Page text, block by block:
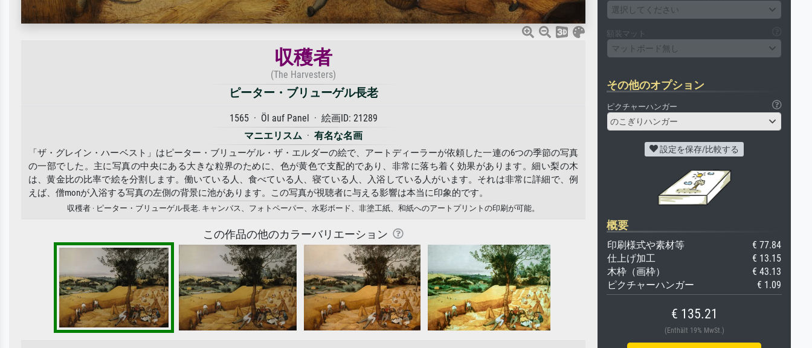
収穫者
(The Harvesters)
ピーター・ブリューゲル長老
1565 · Öl auf Panel · 絵画ID: 21289
マニエリスム · 有名な名画
「ザ・グレイン・ハーベスト」はピーター・ブリューゲル・ザ・エルダーの絵で、アートディーラーが依頼した一連の6つの季節の写真
の一部でした。主に写真の中央にある大きな粒界のために、色が黄色で支配的であり、非常に落ち着く効果があります。細い梨の木
は、黄金比の比率で絵を分割します。働いている人、食べている人、寝ている人、入浴している人がいます。それは非常に詳細で、例
えば、僧monが入浴する写真の左側の背景に池があります。この写真が視聴者に与える影響は本当に印象的です。
収穫者 · ピーター・ブリューゲル長老. キャンバス、フォトペーパー、水彩ボード、非塗工紙、和紙へのアートプリントの印刷が可能。
この作品の他のカラーバリエーション
選択してください
額装マット
マットボード無し
その他のオプション
ピクチャーハンガー
のこぎりハンガー
設定を保存/比較する
概要
印刷様式や素材等
€ 77.84
仕上げ加工
€ 13.15
木枠（画枠）
€ 43.13
ピクチャーハンガー
€ 1.09
€ 135.21
(Enthält 19% MwSt.)